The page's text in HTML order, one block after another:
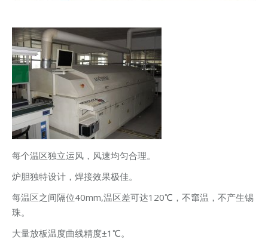
每个温区独立运风，风速均匀合理。
炉胆独特设计，焊接效果极佳。
每温区之间隔位40mm,温区差可达120℃，不窜温，不产生锡
珠。
大量放板温度曲线精度±1℃。